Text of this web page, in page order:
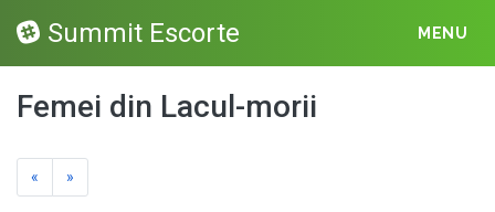
Summit Escorte MENU
Femei din Lacul-morii
« »